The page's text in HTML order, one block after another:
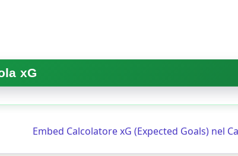
Embed Calcolatore xG (Expected Goals) nel